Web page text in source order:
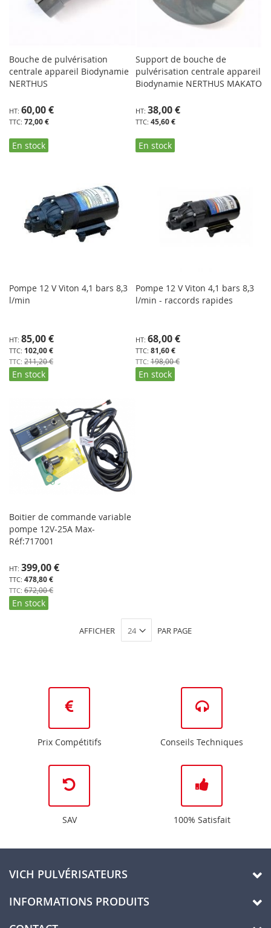
Bouche de pulvérisation
centrale appareil Biodynamie
NERTHUS
72,00 €
60,00 €
En stock
Support de bouche de
pulvérisation centrale appareil
Biodynamie NERTHUS MAKATO
45,60 €
38,00 €
En stock
Pompe 12 V Viton 4,1 bars 8,3
l/min
Prix
Spécial102,00 €
85,00 €
211,20 €
En stock
Pompe 12 V Viton 4,1 bars 8,3
l/min - raccords rapides
Prix
Spécial81,60 €
68,00 €
198,00 €
En stock
Boitier de commande variable
pompe 12V-25A Max-
Réf:717001
Prix
Spécial478,80 €
399,00 €
672,00 €
En stock
AFFICHER PAR PAGE
Prix Compétitifs Conseils Techniques
SAV 100% Satisfait
VICH PULVÉRISATEURS
INFORMATIONS PRODUITS